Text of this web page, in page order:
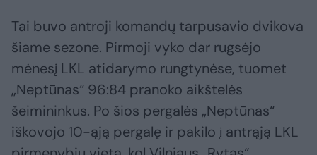
Tai buvo antroji komandų tarpusavio dvikova
šiame sezone. Pirmoji vyko dar rugsėjo
mėnesį LKL atidarymo rungtynėse, tuomet
„Neptūnas“ 96:84 pranoko aikštelės
šeimininkus. Po šios pergalės „Neptūnas“
iškovojo 10-ąją pergalę ir pakilo į antrąją LKL